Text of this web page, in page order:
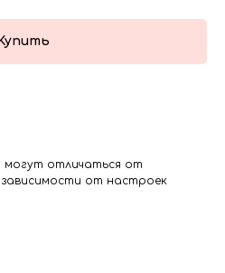
отличаться от
от настроек